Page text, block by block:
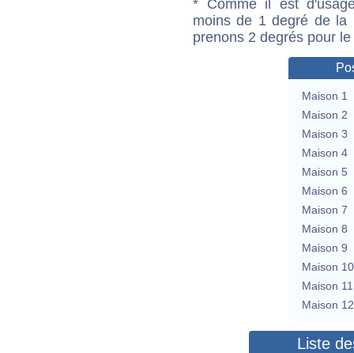
* Comme il est
moins de 1 degré de la
prenons 2 degrés pour
Maison 1
Maison 2
Maison 3
Maison 4
Maison 5
Maison 6
Maison 7
Maison 8
Maison 9
Maison 10
Maison 11
Maison 12
Liste